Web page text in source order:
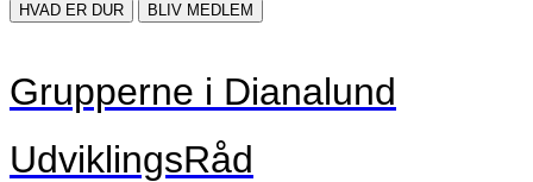
HVAD ER DUR BLIV MEDLEM
Grupperne i Dianalund
UdviklingsRåd